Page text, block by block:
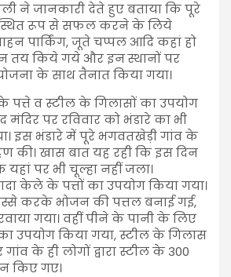
ने जानकारी देते हुए बताया कि पूरे
रूप से सफल करने के लिये
पार्किंग, जूते चप्पल आदि कहां हो
तय किये गये और इन स्थानों पर
के साथ तैनात किया गया।
व स्टील के गिलासों का उपयोग
मंदिर पर रविवार को भंडारे का भी
इस भंडारे में पूरे भगवतखेड़ी गांव के
की। खास बात यह रही कि इस दिन
पर भी चूल्हा नहीं जला।
केले के पत्तों का उपयोग किया गया।
करके भोजन की पत्तल बनाई गई,
गया। वहीं पीने के पानी के लिए
उपयोग किया गया, स्टील के गिलास
के ही लोगों द्वारा स्टील के 300
किए गए।